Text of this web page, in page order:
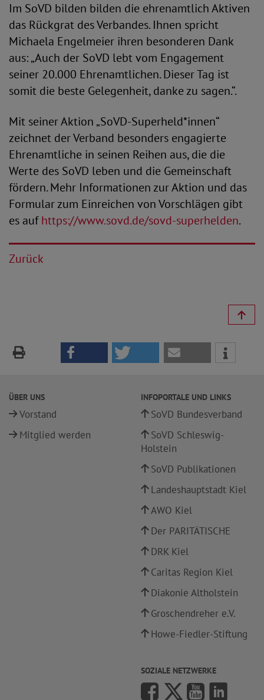
Im SoVD bilden bilden die ehrenamtlich Aktiven
das Rückgrat des Verbandes. Ihnen spricht
Michaela Engelmeier ihren besonderen Dank
aus: „Auch der SoVD lebt vom Engagement
seiner 20.000 Ehrenamtlichen. Dieser Tag ist
somit die beste Gelegenheit, danke zu sagen.“.
Mit seiner Aktion „SoVD-Superheld*innen“
zeichnet der Verband besonders engagierte
Ehrenamtliche in seinen Reihen aus, die die
Werte des SoVD leben und die Gemeinschaft
fördern. Mehr Informationen zur Aktion und das
Formular zum Einreichen von Vorschlägen gibt
es aufhttps://www.sovd.de/sovd-superhelden.
Zurück
ÜBER UNS
Vorstand
Mitglied werden
INFOPORTALE UND LINKS
SoVD Bundesverband
SoVD Schleswig-
Holstein
SoVD Publikationen
Landeshauptstadt Kiel
AWO Kiel
Der PARITÄTISCHE
DRK Kiel
Caritas Region Kiel
Diakonie Altholstein
Groschendreher e.V.
Howe-Fiedler-Stiftung
SOZIALE NETZWERKE